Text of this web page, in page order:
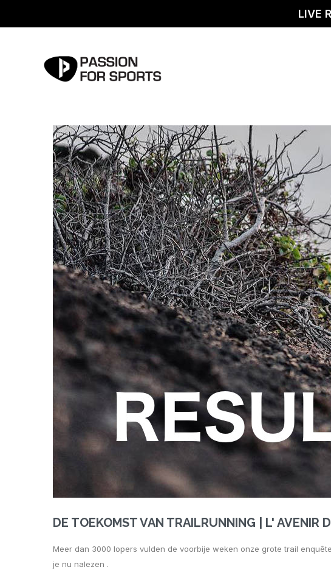
LIVE
DE TOEKOMST VAN TRAILRUNNING | L' AVENIR
Meer dan 3000 lopers vulden de voorbije weken onze grote trail
je nu nalezen .